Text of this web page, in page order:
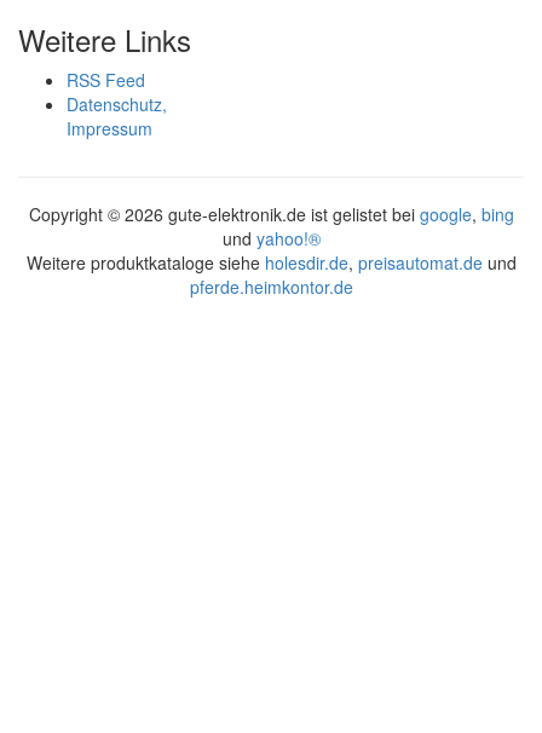
Weitere Links
RSS Feed
Datenschutz,
Impressum
Copyright © 2026 gute-elektronik.de ist gelistet bei google, bing
und yahoo!®
Weitere produktkataloge siehe holesdir.de, preisautomat.deund
pferde.heimkontor.de